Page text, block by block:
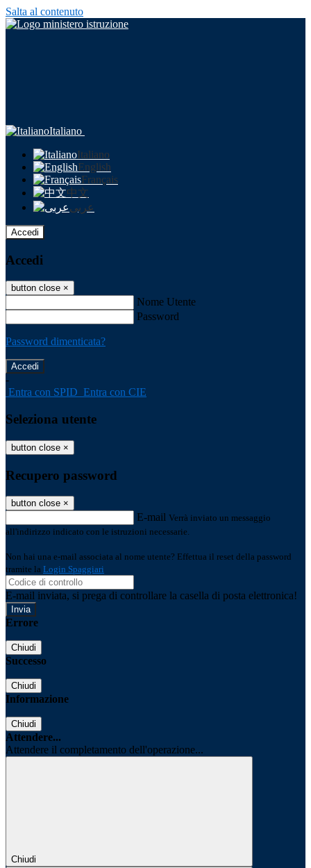
Salta al contenuto
Italiano
Italiano
English
Français
中文
عربى
Accedi
Accedi
button close ×
Nome Utente
Password
Password dimenticata?
-
Entra con SPID Entra con CIE
Seleziona utente
button close ×
Recupero password
button close ×
E-mail Verrà inviato un messaggio
all'indirizzo indicato con le istruzioni necessarie.
Non hai una e-mail associata al nome utente? Effettua il reset della password
tramite la Login Spaggiari
E-mail inviata, si prega di controllare la casella di posta elettronica!
Errore
Chiudi
Successo
Chiudi
Informazione
Chiudi
Attendere...
Attendere il completamento dell'operazione...
Chiudi